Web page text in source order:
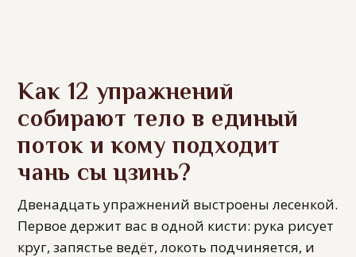
Как 12 упражнений
собирают тело в единый
поток и кому подходит
чань сы цзинь?
Двенадцать упражнений выстроены лесенкой.
Первое держит вас в одной кисти: рука рисует
круг, запястье ведёт, локоть подчиняется, и